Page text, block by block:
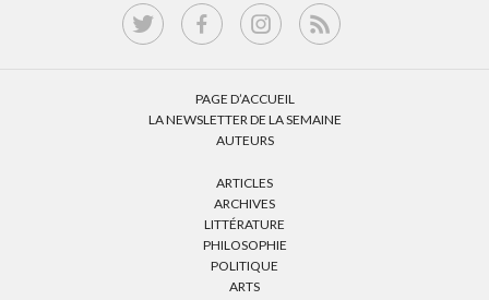
PAGE D’ACCUEIL
LA NEWSLETTER DE LA SEMAINE
AUTEURS
ARTICLES
ARCHIVES
LITTÉRATURE
PHILOSOPHIE
POLITIQUE
ARTS